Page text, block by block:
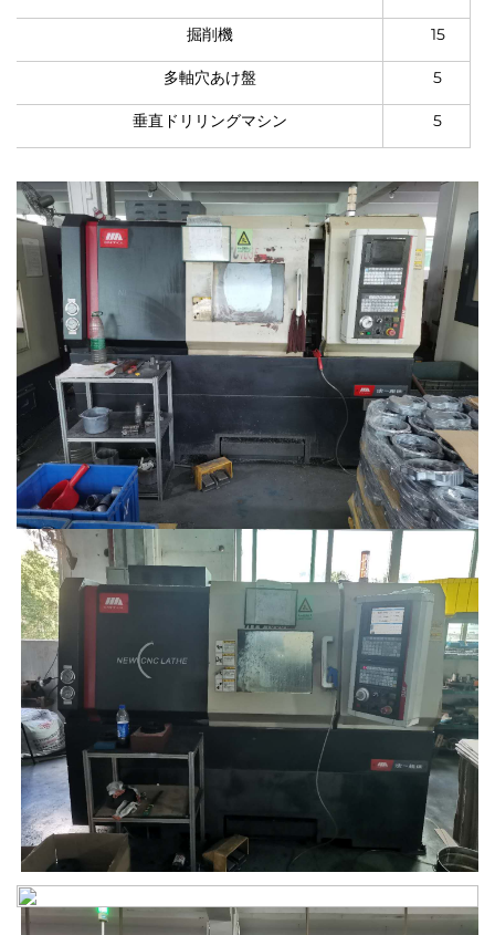
掘削機 15
多軸穴あけ盤 5
垂直ドリリングマシン 5